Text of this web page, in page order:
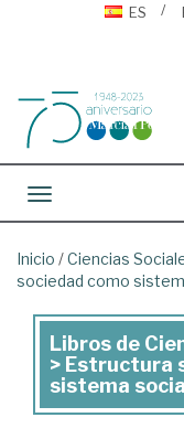
ES
Toggle navigation
Inicio /Ciencias
sociedad como
Libros
de
Ciencias
Libros de
> Estructura
sistema